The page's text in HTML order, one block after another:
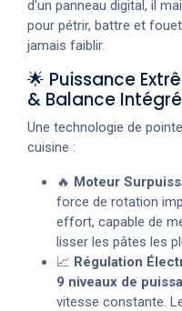
d'un panneau digital, il
pour pétrir, battre et
jamais faiblir.
🌟 Puissance
& Balance
Une technologie de
cuisine :
🔥 Moteur
force de rotation
effort, capable de
lisser les pâtes les
📈 Régulation
9 niveaux de
vitesse constante.